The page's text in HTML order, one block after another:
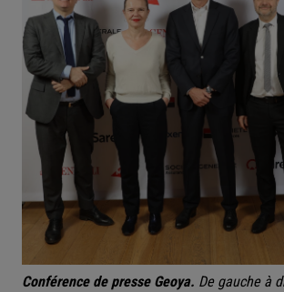
Conférence de presse Geoya. De gauche à